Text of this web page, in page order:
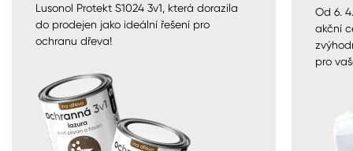
Lusonol Protekt S1024 3v1, která dorazila
do prodejen jako ideální řešení pro
ochranu dřeva!
Od 6.
akční
pro